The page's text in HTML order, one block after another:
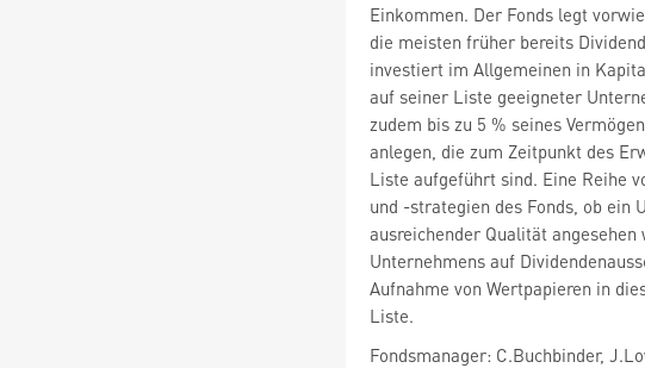
Einkommen. Der Fonds legt
die meisten früher bereits
investiert im Allgemeinen in
auf seiner Liste geeigneter
zudem bis zu 5 % seines
anlegen, die zum Zeitpunkt des
Liste aufgeführt sind. Eine Reihe
und -strategien des Fonds, ob ein
ausreichender Qualität
Unternehmens auf
Aufnahme von Wertpapieren in
Liste.
Fondsmanager: C.Buchbinder,